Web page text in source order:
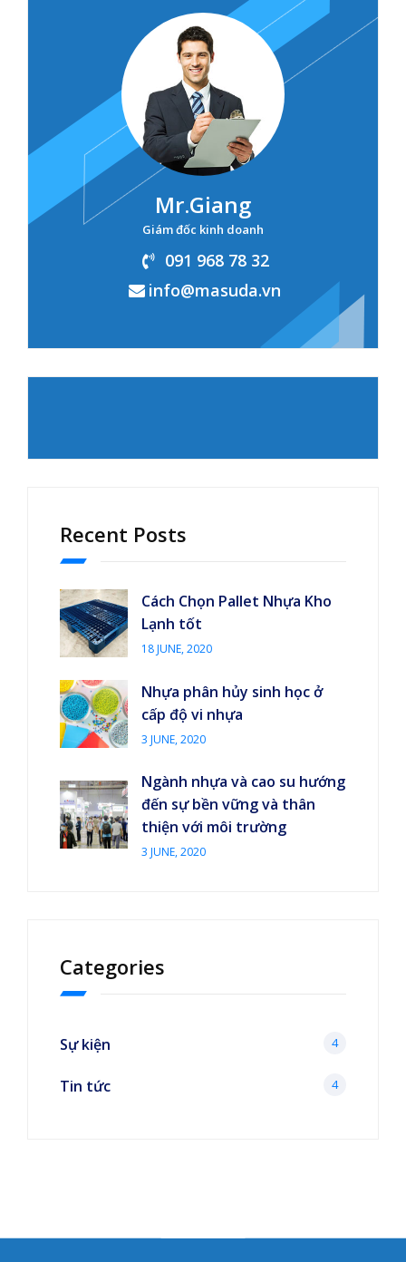
Mr.Giang
Giám đốc kinh doanh
091 968 78 32
info@masuda.vn
Recent Posts
Cách Chọn Pallet Nhựa Kho
Lạnh tốt
18 JUNE, 2020
Nhựa phân hủy sinh học ở
cấp độ vi nhựa
3 JUNE, 2020
Ngành nhựa và cao su hướng
đến sự bền vững và thân
thiện với môi trường
3 JUNE, 2020
Categories
Sự kiện 4
Tin tức 4